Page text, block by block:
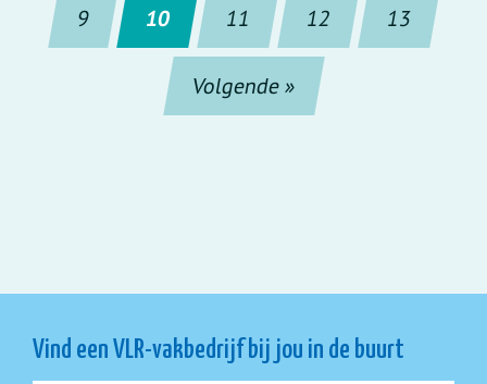
9 10 11 12 13
Volgende »
Vind een VLR-vakbedrijf bij jou in de buurt